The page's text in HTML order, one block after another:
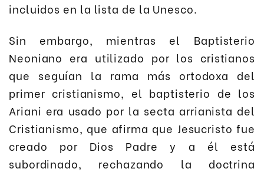
incluidos en la lista de la Unesco.
Sin embargo, mientras el Baptisterio
Neoniano era utilizado por los cristianos
que seguían la rama más ortodoxa del
primer cristianismo, el baptisterio de los
Ariani era usado por la secta arrianista del
Cristianismo, que afirma que Jesucristo fue
creado por Dios Padre y a él está
subordinado, rechazando la doctrina